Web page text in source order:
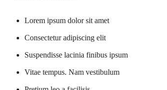
Lorem ipsum dolor sit amet
Consectetur adipiscing elit
Suspendisse lacinia finibus ipsum
Vitae tempus. Nam vestibulum